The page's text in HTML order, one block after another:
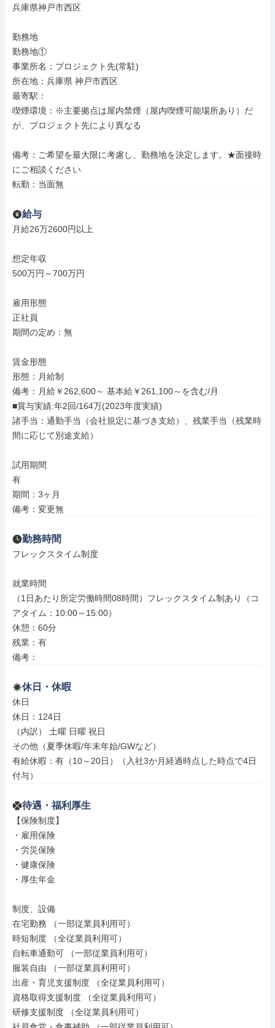
兵庫県神戸市西区
勤務地
勤務地①
事業所名：プロジェクト先(常駐)
所在地：兵庫県 神戸市西区
最寄駅：
喫煙環境：※主要拠点は屋内禁煙（屋内喫煙可能場所あり）だ
が、プロジェクト先により異なる
備考：ご希望を最大限に考慮し、勤務地を決定します。★面接時
にご相談ください
転勤：当面無
給与
月給26万2600円以上
想定年収
500万円～700万円
雇用形態
正社員
期間の定め：無
賃金形態
形態：月給制
備考：月給￥262,600～ 基本給￥261,100～を含む/月
■賞与実績:年2回/164万(2023年度実績)
諸手当：通勤手当（会社規定に基づき支給）、残業手当（残業時
間に応じて別途支給）
試用期間
有
期間：3ヶ月
備考：変更無
勤務時間
フレックスタイム制度
就業時間
（1日あたり所定労働時間08時間）フレックスタイム制あり（コ
アタイム：10:00～15:00）
休憩：60分
残業：有
備考：
休日・休暇
休日
休日：124日
（内訳） 土曜 日曜 祝日
その他（夏季休暇/年末年始/GWなど）
有給休暇：有（10～20日）（入社3か月経過時点した時点で4日
付与）
待遇・福利厚生
【保険制度】
・雇用保険
・労災保険
・健康保険
・厚生年金
制度、設備
在宅勤務 （一部従業員利用可）
時短制度 （全従業員利用可）
自転車通勤可 （一部従業員利用可）
服装自由 （一部従業員利用可）
出産・育児支援制度 （全従業員利用可）
資格取得支援制度 （全従業員利用可）
研修支援制度 （全従業員利用可）